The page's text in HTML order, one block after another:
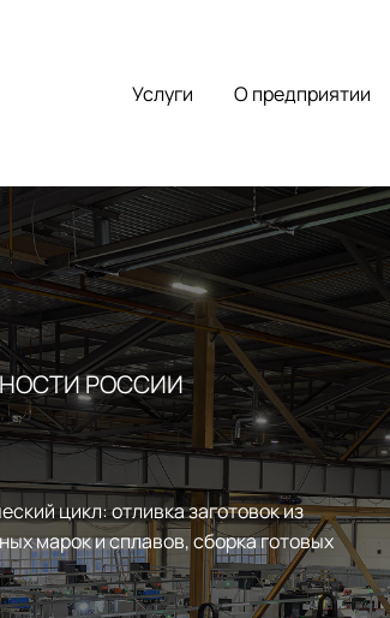
Услуги О предприятии
РОССИИ
цикл: отливка заготовок из
марок и сплавов, сборка готовых